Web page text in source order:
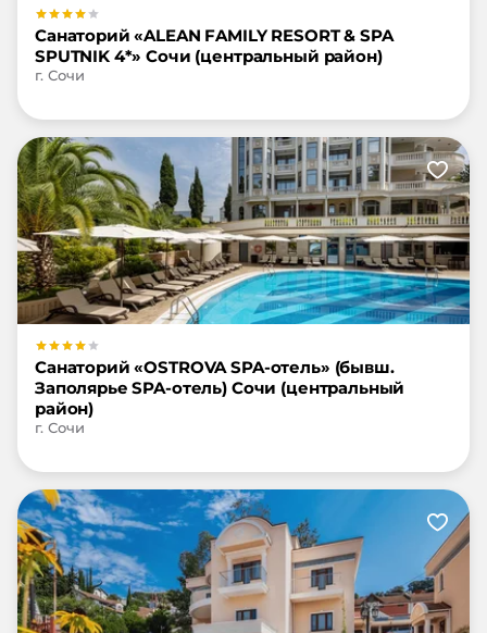
Санаторий «ALEAN FAMILY RESORT & SPA
SPUTNIK 4*» Сочи (центральный район)
г. Сочи
Санаторий «OSTROVA SPA-отель» (бывш.
Заполярье SPA-отель) Сочи (центральный
район)
г. Сочи